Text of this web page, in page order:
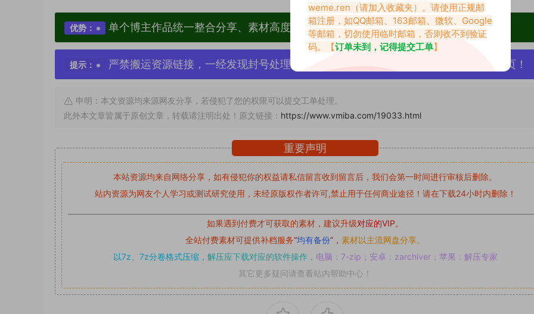
优势： 单个博主作品统一整合分享、素材高度去重复、逐一归档方便收藏！
提示： 严禁搬运资源链接，一经发现封号处理，素材资源无露点、需求请绕道，关闭本站网页！
申明：本文资源均来源网友分享，若侵犯了您的权限可以提交工单处理。
此外本文章皆属于原创文章，转载请注明出处！原文链接： https://www.vmiba.com/19033.html
重要声明
本站资源均来自网络分享，如有侵犯你的权益请私信留言收到留言后，我们会第一时间进行审核后删除。
站内资源为网友个人学习或测试研究使用，未经原版权作者许可,禁止用于任何商业途径！请在下载24小时内删除！
如果遇到付费才可获取的素材，建议升级对应的VIP。
全站付费素材可提供补档服务“均有备份”， 素材以主流网盘分享。
以7z、7z分卷格式压缩， 解压应下载对应的软件操作， 电脑：7-zip；安卓：zarchiver；苹果：解压专家
其它更多疑问请查看站内帮助中心！
weme.ren （请加入收藏夹）。请使用正规邮
箱注册，如QQ邮箱、163邮箱、微软、Google
等邮箱，切勿使用临时邮箱，否则收不到验证
码。【订单未到，记得提交工单】